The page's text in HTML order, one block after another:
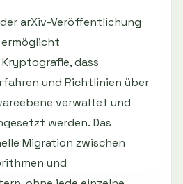
arXiv-Veröffentlichung
ermöglicht
dass
und Richtlinien über
verwaltet und
werden. Das
Migration zwischen
und